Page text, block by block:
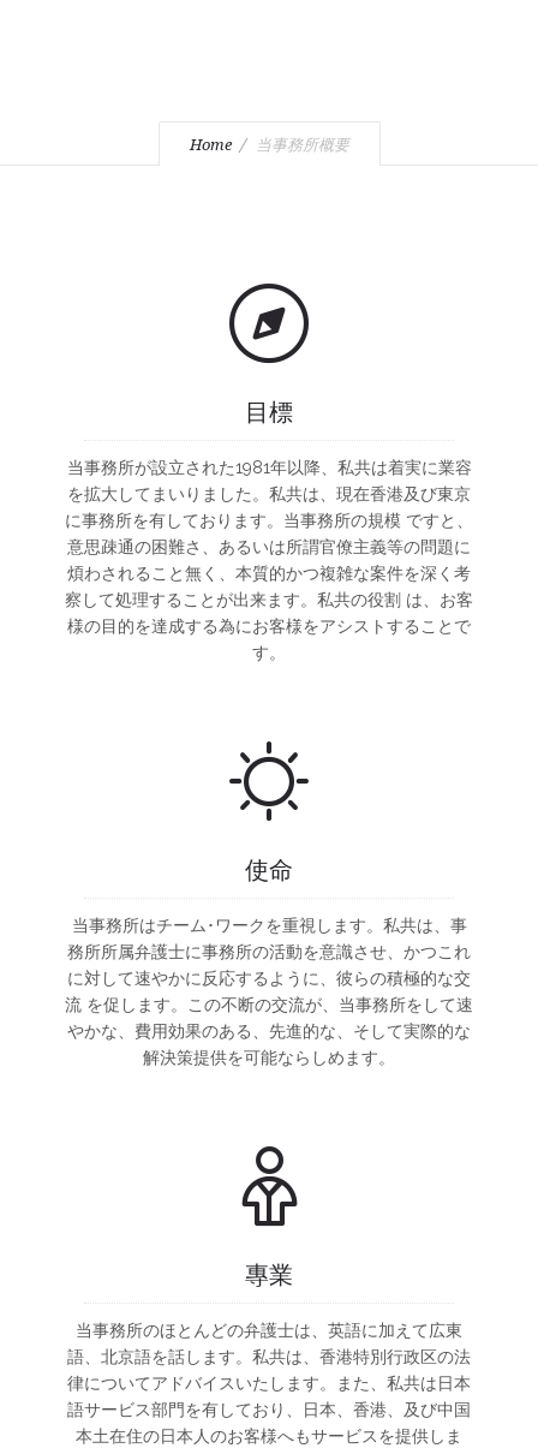
Home 当事務所概要
目標
当事務所が設立された1981年以降、私共は着実に業容
を拡大してまいりました。私共は、現在香港及び東京
に事務所を有しております。当事務所の規模 ですと、
意思疎通の困難さ、あるいは所謂官僚主義等の問題に
煩わされること無く、本質的かつ複雑な案件を深く考
察して処理することが出来ます。私共の役割 は、お客
様の目的を達成する為にお客様をアシストすることで
す。
使命
当事務所はチーム･ワークを重視します。私共は、事
務所所属弁護士に事務所の活動を意識させ、かつこれ
に対して速やかに反応するように、彼らの積極的な交
流 を促します。この不断の交流が、当事務所をして速
やかな、費用効果のある、先進的な、そして実際的な
解決策提供を可能ならしめます。
專業
当事務所のほとんどの弁護士は、英語に加えて広東
語、北京語を話します。私共は、香港特別行政区の法
律についてアドバイスいたします。また、私共は日本
語サービス部門を有しており、日本、香港、及び中国
本土在住の日本人のお客様へもサービスを提供しま